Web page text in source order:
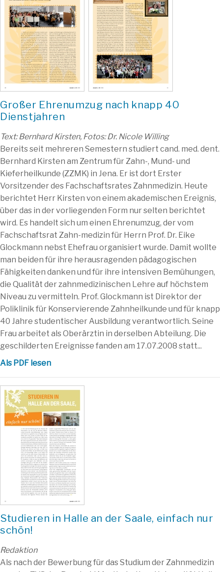
Großer Ehrenumzug nach knapp 40
Dienstjahren
Text: Bernhard Kirsten, Fotos: Dr. Nicole Willing
Bereits seit mehreren Semestern studiert cand. med. dent.
Bernhard Kirsten am Zentrum für Zahn-, Mund- und
Kieferheilkunde (ZZMK) in Jena. Er ist dort Erster
Vorsitzender des Fachschaftsrates Zahnmedizin. Heute
berichtet Herr Kirsten von einem akademischen Ereignis,
über das in der vorliegenden Form nur selten berichtet
wird. Es handelt sich um einen Ehrenumzug, der vom
Fachschaftsrat Zahn-medizin für Herrn Prof. Dr. Eike
Glockmann nebst Ehefrau organisiert wurde. Damit wollte
man beiden für ihre herausragenden pädagogischen
Fähigkeiten danken und für ihre intensiven Bemühungen,
die Qualität der zahnmedizinischen Lehre auf höchstem
Niveau zu vermitteln. Prof. Glockmann ist Direktor der
Poliklinik für Konservierende Zahnheilkunde und für knapp
40 Jahre studentischer Ausbildung verantwortlich. Seine
Frau arbeitet als Oberärztin in derselben Abteilung. Die
geschilderten Ereignisse fanden am 17.07.2008 statt...
Als PDF lesen
Studieren in Halle an der Saale, einfach nur
schön!
Redaktion
Als nach der Bewerbung für das Studium der Zahnmedizin